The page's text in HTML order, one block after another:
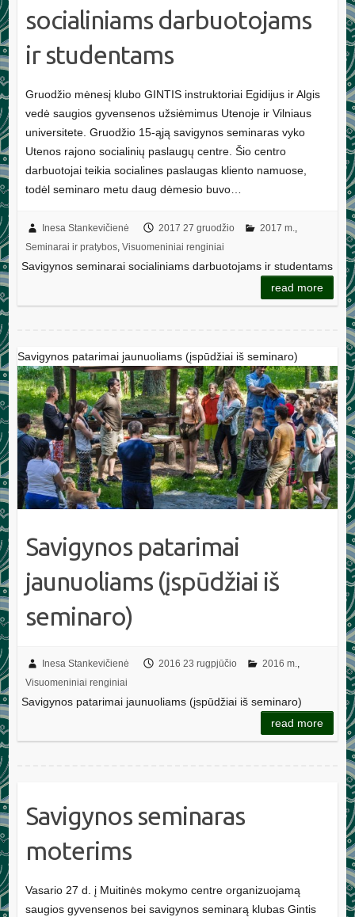
socialiniams darbuotojams
ir studentams
Gruodžio mėnesį klubo GINTIS instruktoriai Egidijus ir Algis
vedė saugios gyvensenos užsiėmimus Utenoje ir Vilniaus
universitete. Gruodžio 15-ąją savigynos seminaras vyko
Utenos rajono socialinių paslaugų centre. Šio centro
darbuotojai teikia socialines paslaugas kliento namuose,
todėl seminaro metu daug dėmesio buvo…
Inesa Stankevičienė 2017 27 gruodžio 2017 m.
Seminarai ir pratybos, Visuomeniniai renginiai
Savigynos seminarai socialiniams darbuotojams ir studentams
read more
Savigynos patarimai jaunuoliams (įspūdžiai iš seminaro)
Savigynos patarimai
jaunuoliams (įspūdžiai iš
seminaro)
Inesa Stankevičienė 2016 23 rugpjūčio 2016 m.
Visuomeniniai renginiai
Savigynos patarimai jaunuoliams (įspūdžiai iš seminaro)
read more
Savigynos seminaras
moterims
Vasario 27 d. į Muitinės mokymo centre organizuojamą
saugios gyvensenos bei savigynos seminarą klubas Gintis